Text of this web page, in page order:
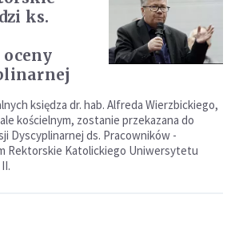
ks.
księdza dr. hab. Alfreda Wierzbickiego,
kościelnym, zostanie przekazana do
Dyscyplinarnej ds. Pracowników -
Rektorskie Katolickiego Uniwersytetu